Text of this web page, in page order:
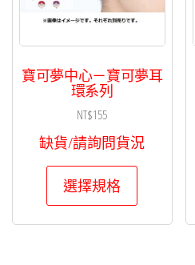
寶可夢中心－寶可夢耳
環系列
NT$155
缺貨/請詢問貨況
選擇規格
此